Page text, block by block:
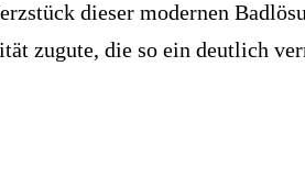
dieser modernen
zugute, die so ein deutlich